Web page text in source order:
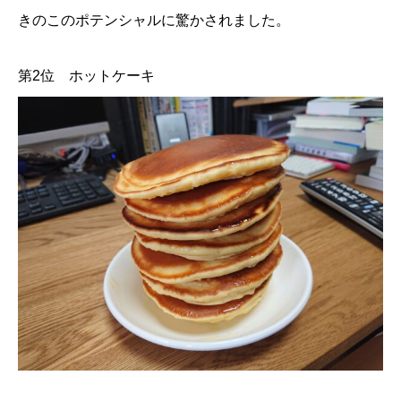
きのこのポテンシャルに驚かされました。
第2位 ホットケーキ